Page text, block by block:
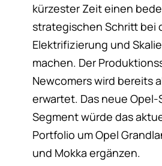
kürzester Zeit einen
strategischen Schritt bei
Elektrifizierung und
machen. Der
Newcomers wird bereits
erwartet. Das neue Opel-
Segment würde das
Portfolio um Opel
und Mokka ergänzen.